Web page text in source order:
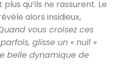
qu’ils ne rassurent. Le
alors insidieux,
vous croisez ces
glisse un « null »
belle dynamique de